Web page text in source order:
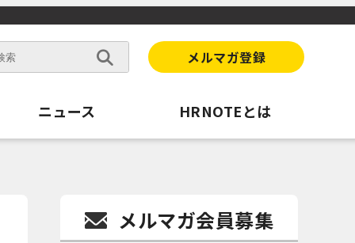
メルマガ登録
ニュース HRNOTEとは
メルマガ会員募集